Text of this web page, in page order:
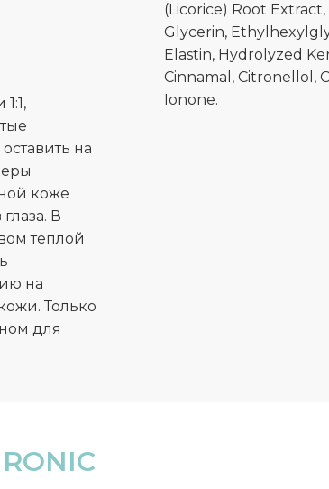
на
коже
В
теплой
на
Только
для
(Licorice) Root
Glycerin,
Elastin, Hydrolyzed
Cinnamal, Citronellol,
Ionone.